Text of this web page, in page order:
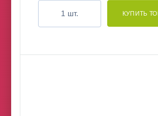
шт.